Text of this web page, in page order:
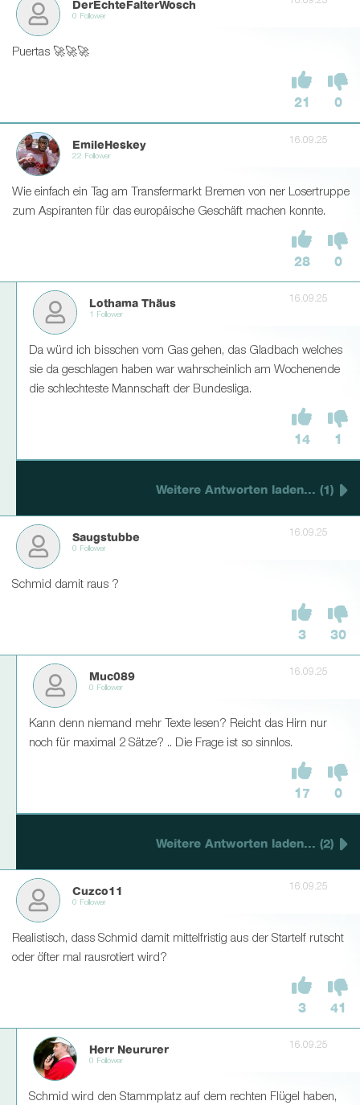
DerEchteFalterWosch
0 Follower
Puertas 🚀🚀🚀
21 0
EmileHeskey
22 Follower
16.09.25
Wie einfach ein Tag am Transfermarkt Bremen von ner Losertruppe
zum Aspiranten für das europäische Geschäft machen konnte.
28 0
Lothama Thäus
1 Follower
16.09.25
Da würd ich bisschen vom Gas gehen, das Gladbach welches
sie da geschlagen haben war wahrscheinlich am Wochenende
die schlechteste Mannschaft der Bundesliga.
14 1
Weitere Antworten laden... (1)
Saugstubbe
0 Follower
16.09.25
Schmid damit raus ?
3 30
Muc089
0 Follower
16.09.25
Kann denn niemand mehr Texte lesen? Reicht das Hirn nur
noch für maximal 2 Sätze? .. Die Frage ist so sinnlos.
17 0
Weitere Antworten laden... (2)
Cuzco11
0 Follower
16.09.25
Realistisch, dass Schmid damit mittelfristig aus der Startelf rutscht
oder öfter mal rausrotiert wird?
3 41
Herr Neururer
0 Follower
16.09.25
Schmid wird den Stammplatz auf dem rechten Flügel haben,